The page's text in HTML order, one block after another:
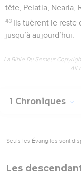
tête, Pelatia, Nearia,
43 Ils tuèrent le reste
jusqu’à aujourd’hui.
La Bible Du Semeur
All
1 Chroniques
Seuls les Évangiles sont
Les